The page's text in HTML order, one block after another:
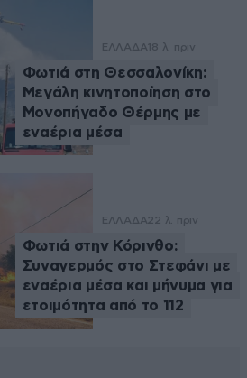
ΕΛΛΑΔΑ 18 λ. πριν
Φωτιά στη Θεσσαλονίκη:
Μεγάλη κινητοποίηση στο
Μονοπήγαδο Θέρμης με
εναέρια μέσα
ΕΛΛΑΔΑ22 λ. πριν
Φωτιά στην Κόρινθο:
Συναγερμός στο Στεφάνι με
εναέρια μέσα και μήνυμα για
ετοιμότητα από το 112